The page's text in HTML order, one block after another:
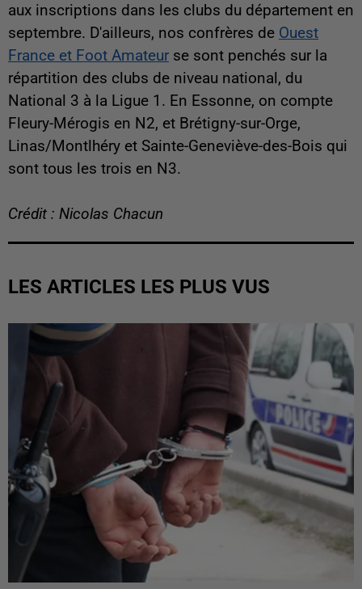
aux inscriptions dans les clubs du département en
septembre. D'ailleurs, nos confrères de Ouest
France et Foot Amateur se sont penchés sur la
répartition des clubs de niveau national, du
National 3 à la Ligue 1. En Essonne, on compte
Fleury-Mérogis en N2, et Brétigny-sur-Orge,
Linas/Montlhéry et Sainte-Geneviève-des-Bois qui
sont tous les trois en N3.
Crédit : Nicolas Chacun
LES ARTICLES LES PLUS VUS